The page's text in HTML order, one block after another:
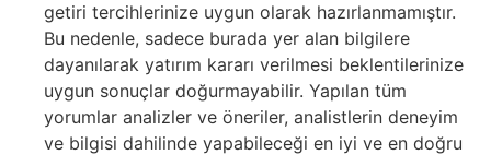
getiri tercihlerinize uygun olarak hazırlanmamıştır.
Bu nedenle, sadece burada yer alan bilgilere
dayanılarak yatırım kararı verilmesi beklentilerinize
uygun sonuçlar doğurmayabilir. Yapılan tüm
yorumlar analizler ve öneriler, analistlerin deneyim
ve bilgisi dahilinde yapabileceği en iyi ve en doğru